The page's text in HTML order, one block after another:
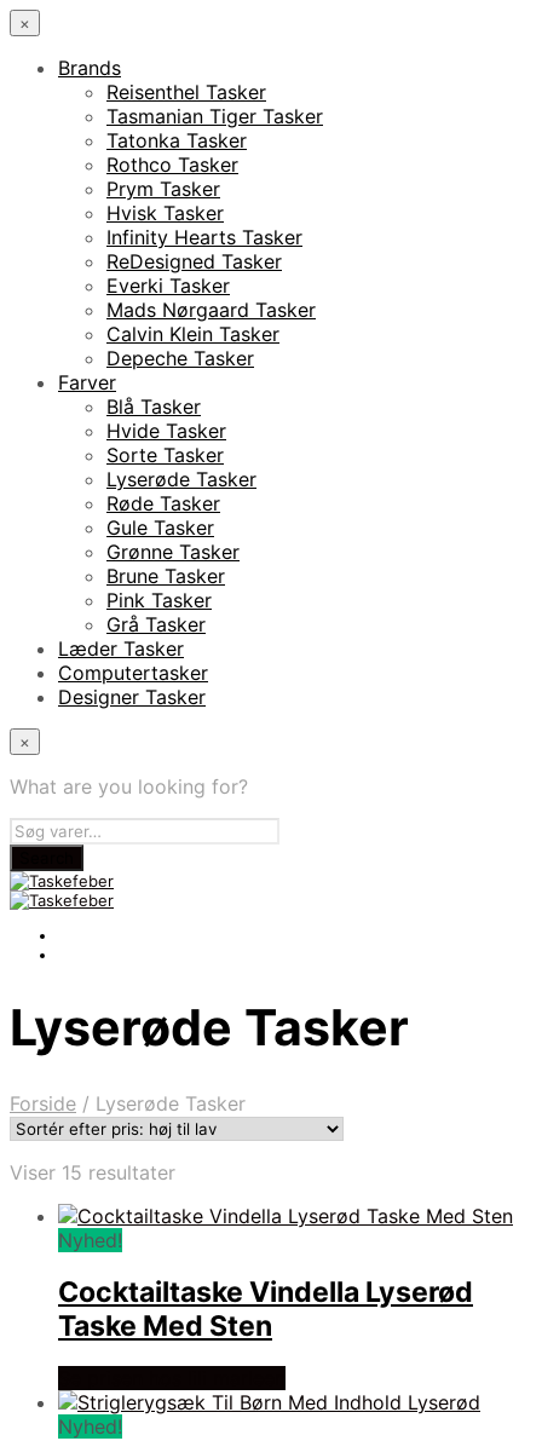
×
Brands
Reisenthel Tasker
Tasmanian Tiger Tasker
Tatonka Tasker
Rothco Tasker
Prym Tasker
Hvisk Tasker
Infinity Hearts Tasker
ReDesigned Tasker
Everki Tasker
Mads Nørgaard Tasker
Calvin Klein Tasker
Depeche Tasker
Farver
Blå Tasker
Hvide Tasker
Sorte Tasker
Lyserøde Tasker
Røde Tasker
Gule Tasker
Grønne Tasker
Brune Tasker
Pink Tasker
Grå Tasker
Læder Tasker
Computertasker
Designer Tasker
×
What are you looking for?
Lyserøde Tasker
Forside / Lyserøde Tasker
Viser 15 resultaterSorteret
pris:
lav
Nyhed!
Cocktailtaske Vindella Lyserød
Taske Med Sten
Nyhed!